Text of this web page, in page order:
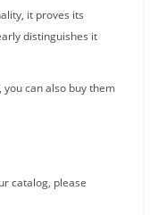
it proves its
distinguishes it
you can also buy them
catalog, please